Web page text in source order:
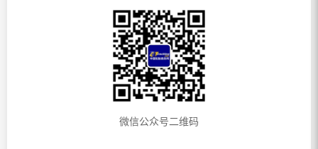
微信公众号二维码